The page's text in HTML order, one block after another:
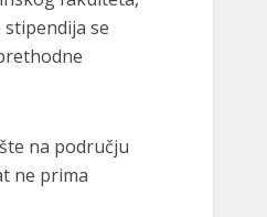
se
na području
ne prima